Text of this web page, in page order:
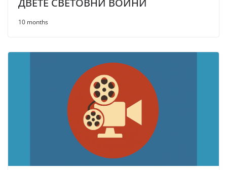
10 months